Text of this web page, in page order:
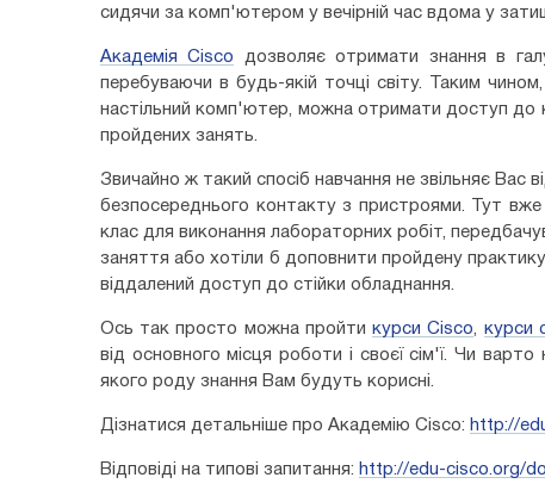
сидячи за комп'ютером у вечірній час вдома у
Академія Cisco дозволяє отримати знання в
перебуваючи в будь-якій точці світу. Таким
настільний комп'ютер, можна отримати доступ до
пройдених занять.
Звичайно ж такий спосіб навчання не звільняє Вас
безпосереднього контакту з пристроями. Тут вже
клас для виконання лабораторних робіт,
заняття або хотіли б доповнити пройдену
віддалений доступ до стійки обладнання.
Ось так просто можна пройтикурси Cisco, курси
від основного місця роботи і своєї сім'ї. Чи
якого роду знання Вам будуть корисні.
Дізнатися детальніше про Академію Cisco: http://
Відповіді на типові запитання: http://edu-cisco.org/